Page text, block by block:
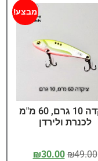
מבצע!
ציקדה 10 גרם, 60 מ"מ
לכנרת ולירדן
₪49.00
₪30.00